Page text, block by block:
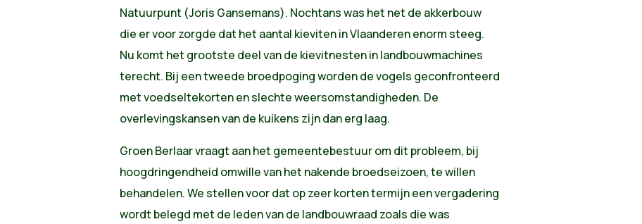
Natuurpunt (Joris Gansemans). Nochtans was het net de akkerbouw
die er voor zorgde dat het aantal kieviten in Vlaanderen enorm steeg.
Nu komt het grootste deel van de kievitnesten in landbouwmachines
terecht. Bij een tweede broedpoging worden de vogels geconfronteerd
met voedseltekorten en slechte weersomstandigheden. De
overlevingskansen van de kuikens zijn dan erg laag.
Groen Berlaar vraagt aan het gemeentebestuur om dit probleem, bij
hoogdringendheid omwille van het nakende broedseizoen, te willen
behandelen. We stellen voor dat op zeer korten termijn een vergadering
wordt belegd met de leden van de landbouwraad zoals die was